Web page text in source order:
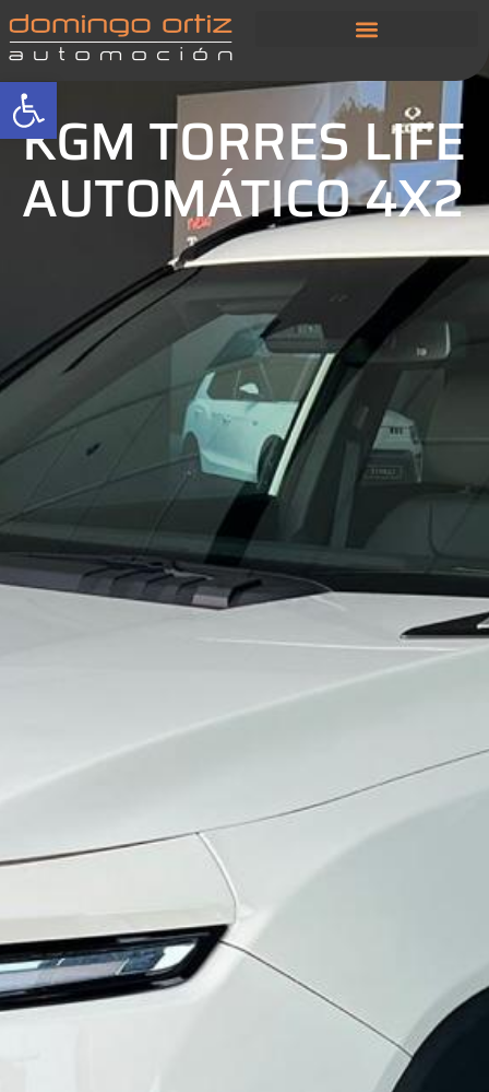
Abrir barra de herramientas
KGM TORRES LIFE
AUTOMÁTICO 4X2